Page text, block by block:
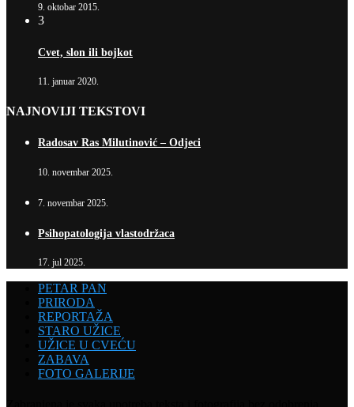
9. oktobar 2015.
3
Cvet, slon ili bojkot
11. januar 2020.
NAJNOVIJI TEKSTOVI
Radosav Ras Milutinović – Odjeci
10. novembar 2025.
7. novembar 2025.
Psihopatologija vlastodržaca
17. jul 2025.
PETAR PAN
PRIRODA
REPORTAŽA
STARO UŽICE
UŽICE U CVEĆU
ZABAVA
FOTO GALERIJE